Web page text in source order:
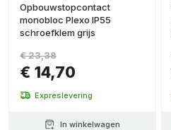
Opbouwstopcontact
monobloc Plexo IP55
schroefklem grijs
€ 14,70
€ 23,38
Expreslevering
In winkelwagen